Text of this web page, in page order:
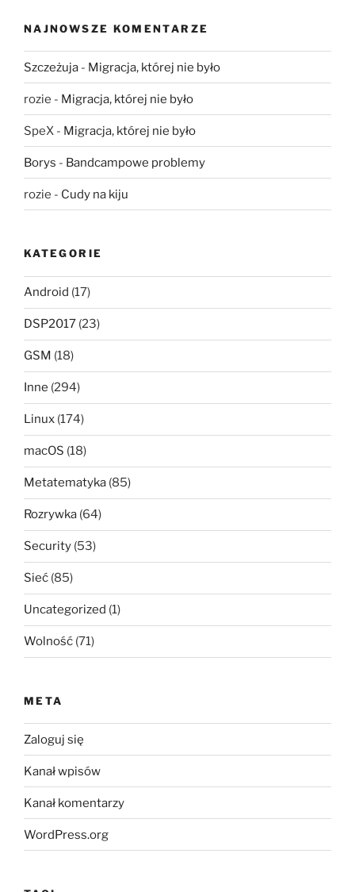
NAJNOWSZE KOMENTARZE
Szczeżuja - Migracja, której nie było
rozie - Migracja, której nie było
SpeX - Migracja, której nie było
Borys - Bandcampowe problemy
rozie - Cudy na kiju
KATEGORIE
Android (17)
DSP2017 (23)
GSM (18)
Inne (294)
Linux (174)
macOS (18)
Metatematyka (85)
Rozrywka (64)
Security (53)
Sieć (85)
Uncategorized (1)
Wolność (71)
META
Zaloguj się
Kanał wpisów
Kanał komentarzy
WordPress.org